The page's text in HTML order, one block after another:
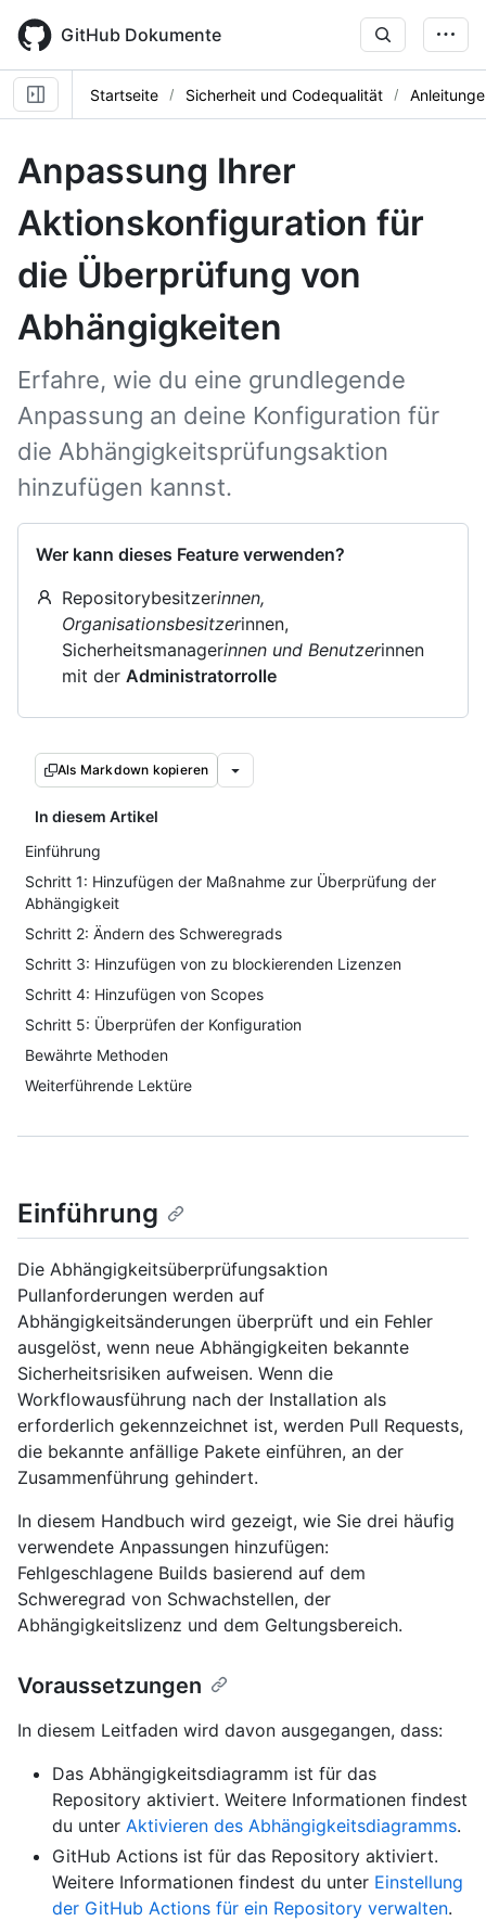
main
content
GitHub Dokumente
Startseite Sicherheit und Codequalität
Anpassung Ihrer
Aktionskonfiguration für
die Überprüfung von
Abhängigkeiten
Erfahre, wie du eine grundlegende
Anpassung an deine Konfiguration für
die Abhängigkeitsprüfungsaktion
hinzufügen kannst.
Wer kann dieses Feature verwenden?
Repositorybesitzerinnen,
Organisationsbesitzerinnen,
Sicherheitsmanagerinnen und Benutzerinnen
mit der Administratorrolle
Als Markdown kopieren
In diesem Artikel
Einführung
Schritt 1: Hinzufügen der Maßnahme zur Überprüfung der
Abhängigkeit
Schritt 2: Ändern des Schweregrads
Schritt 3: Hinzufügen von zu blockierenden Lizenzen
Schritt 4: Hinzufügen von Scopes
Schritt 5: Überprüfen der Konfiguration
Bewährte Methoden
Weiterführende Lektüre
Einführung
Die Abhängigkeitsüberprüfungsaktion
Pullanforderungen werden auf
Abhängigkeitsänderungen überprüft und ein Fehler
ausgelöst, wenn neue Abhängigkeiten bekannte
Sicherheitsrisiken aufweisen. Wenn die
Workflowausführung nach der Installation als
erforderlich gekennzeichnet ist, werden Pull Requests,
die bekannte anfällige Pakete einführen, an der
Zusammenführung gehindert.
In diesem Handbuch wird gezeigt, wie Sie drei häufig
verwendete Anpassungen hinzufügen:
Fehlgeschlagene Builds basierend auf dem
Schweregrad von Schwachstellen, der
Abhängigkeitslizenz und dem Geltungsbereich.
Voraussetzungen
In diesem Leitfaden wird davon ausgegangen, dass:
Das Abhängigkeitsdiagramm ist für das
Repository aktiviert. Weitere Informationen findest
du unter Aktivieren des Abhängigkeitsdiagramms.
GitHub Actions ist für das Repository aktiviert.
Weitere Informationen findest du unter Einstellung
der GitHub Actions für ein Repository verwalten.